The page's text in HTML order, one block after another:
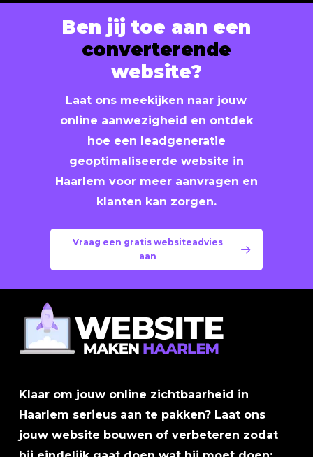
gratis basis SEO-pakket. Wilt u hoger
scoren in Google, dan kunnen wijextra
landingspagina’s, dienstpagina’s en
ontwikkelen, eventueel via onze
Ben jij toe aan een
converterende
website?
Laat ons meekijken naar jouw
online aanwezigheid en ontdek
hoe een leadgeneratie
geoptimaliseerde website in
Haarlem voor meer aanvragen en
klanten kan zorgen.
Vraag een gratis websiteadvies
aan
Klaar om jouw online zichtbaarheid in
Haarlem serieus aan te pakken? Laat ons
jouw website bouwen of verbeteren zodat